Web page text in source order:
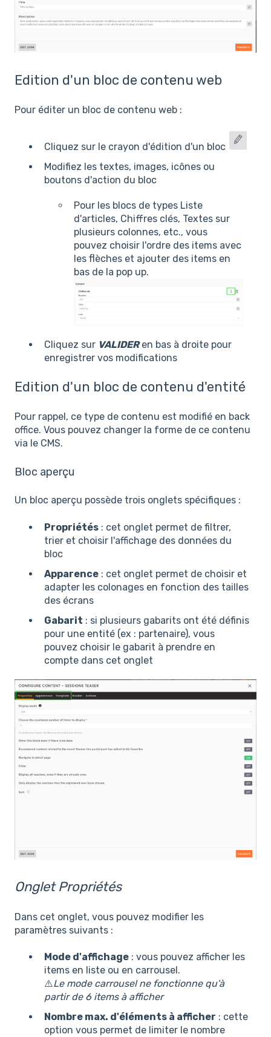
Edition d'un bloc de contenu web
Pour éditer un bloc de contenu web :
Cliquez sur le crayon d'édition d'un bloc
Modifiez les textes, images, icônes ou
boutons d'action du bloc
Pour les blocs de types Liste
d'articles, Chiffres clés, Textes sur
plusieurs colonnes, etc., vous
pouvez choisir l'ordre des items avec
les flèches et ajouter des items en
bas de la pop up.
Cliquez sur VALIDERen bas à droite pour
enregistrer vos modifications
Edition d'un bloc de contenu d'entité
Pour rappel, ce type de contenu est modifié en back
office. Vous pouvez changer la forme de ce contenu
via le CMS.
Bloc aperçu
Un bloc aperçu possède trois onglets spécifiques :
Propriétés : cet onglet permet de filtrer,
trier et choisir l'affichage des données du
bloc
Apparence : cet onglet permet de choisir et
adapter les colonages en fonction des tailles
des écrans
Gabarit : si plusieurs gabarits ont été définis
pour une entité (ex : partenaire), vous
pouvez choisir le gabarit à prendre en
compte dans cet onglet
Onglet Propriétés
Dans cet onglet, vous pouvez modifier les
paramètres suivants :
Mode d'affichage : vous pouvez afficher les
items en liste ou en carrousel.
⚠️Le mode carrousel ne fonctionne qu'à
partir de 6 items à afficher
Nombre max. d'éléments à afficher : cette
option vous permet de limiter le nombre